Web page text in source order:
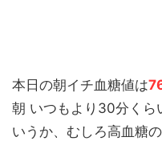
本日の朝イチ血糖値は
朝 いつもより30分くら
いうか、むしろ高血糖